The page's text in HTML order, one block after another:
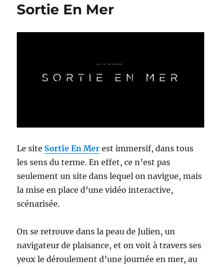
Sortie En Mer
Le site Sortie En Mer est immersif, dans tous
les sens du terme. En effet, ce n’est pas
seulement un site dans lequel on navigue, mais
la mise en place d’une vidéo interactive,
scénarisée.
On se retrouve dans la peau de Julien, un
navigateur de plaisance, et on voit à travers ses
yeux le déroulement d’une journée en mer, au